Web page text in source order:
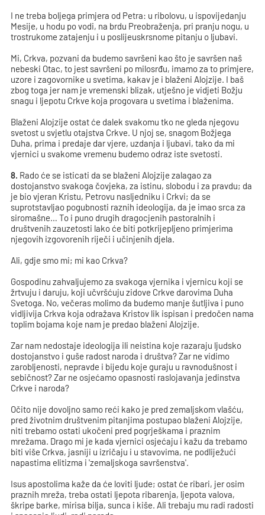
I ne treba boljega primjera od Petra: u ribolovu, u ispovijedanju
Mesije, u hodu po vodi, na brdu Preobraženja, pri pranju nogu, u
trostrukome zatajenju i u poslijeuskrsnome pitanju o ljubavi.
Mi, Crkva, pozvani da budemo savršeni kao što je savršen naš
nebeski Otac, to jest savršeni po milosrđu, imamo za to primjere,
uzore i zagovornike u svetima, kakav je i blaženi Alojzije. I baš
zbog toga jer nam je vremenski blizak, utješno je vidjeti Božju
snagu i ljepotu Crkve koja progovara u svetima i blaženima.
Blaženi Alojzije ostat će dalek svakomu tko ne gleda njegovu
svetost u svjetlu otajstva Crkve. U njoj se, snagom Božjega
Duha, prima i predaje dar vjere, uzdanja i ljubavi, tako da mi
vjernici u svakome vremenu budemo odraz iste svetosti.
8. Rado će se isticati da se blaženi Alojzije zalagao za
dostojanstvo svakoga čovjeka, za istinu, slobodu i za pravdu; da
je bio vjeran Kristu, Petrovu nasljedniku i Crkvi; da se
suprotstavljao pogubnosti raznih ideologija, da je imao srca za
siromašne… To i puno drugih dragocjenih pastoralnih i
društvenih zauzetosti lako će biti potkrijepljeno primjerima
njegovih izgovorenih riječi i učinjenih djela.
Ali, gdje smo mi; mi kao Crkva?
Gospodinu zahvaljujemo za svakoga vjernika i vjernicu koji se
žrtvuju i daruju, koji učvršćuju zidove Crkve darovima Duha
Svetoga. No, večeras molimo da budemo manje šutljiva i puno
vidljivija Crkva koja odražava Kristov lik ispisan i predočen nama
toplim bojama koje nam je predao blaženi Alojzije.
Zar nam nedostaje ideologija ili neistina koje razaraju ljudsko
dostojanstvo i guše radost naroda i društva? Zar ne vidimo
zarobljenosti, nepravde i bijedu koje guraju u ravnodušnost i
sebičnost? Zar ne osjećamo opasnosti raslojavanja jedinstva
Crkve i naroda?
Očito nije dovoljno samo reći kako je pred zemaljskom vlašću,
pred životnim društvenim pitanjima postupao blaženi Alojzije,
niti trebamo ostati ukočeni pred pogrješkama i praznim
mrežama. Drago mi je kada vjernici osjećaju i kažu da trebamo
biti više Crkva, jasniji u izričaju i u stavovima, ne podliježući
napastima elitizma i 'zemaljskoga savršenstva'.
Isus apostolima kaže da će loviti ljude; ostat će ribari, jer osim
praznih mreža, treba ostati ljepota ribarenja, ljepota valova,
škripe barke, mirisa bilja, sunca i kiše. Ali trebaju mu radi radosti